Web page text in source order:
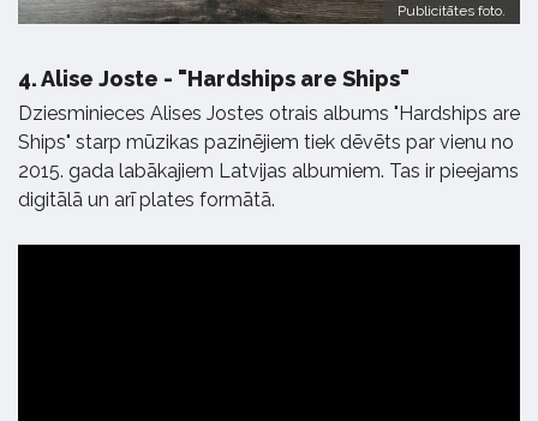
Publicitātes foto.
4.Alise Joste - "Hardships are Ships"
Dziesminieces Alises Jostes otrais albums "Hardships are
Ships" starp mūzikas pazinējiem tiek dēvēts par vienu no
2015. gada labākajiem Latvijas albumiem. Tas ir pieejams
digitālā un arī plates formātā.